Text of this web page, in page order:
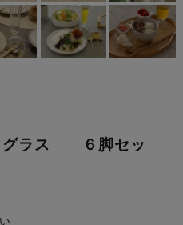
グラス ６脚セッ